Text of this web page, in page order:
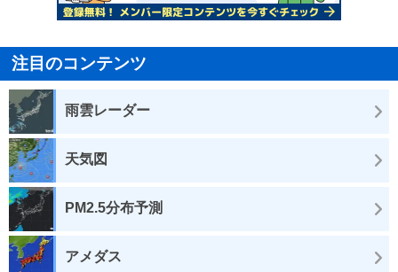
注目のコンテンツ
雨雲レーダー
天気図
PM2.5分布予測
アメダス